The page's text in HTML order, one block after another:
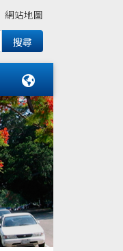
網站地圖